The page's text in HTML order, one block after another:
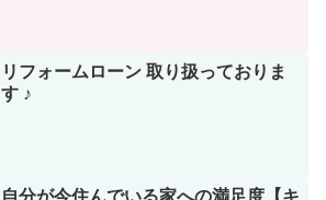
リフォームローン 取り扱っておりま
す ♪
自分が今住んでいる家への満足度【キ